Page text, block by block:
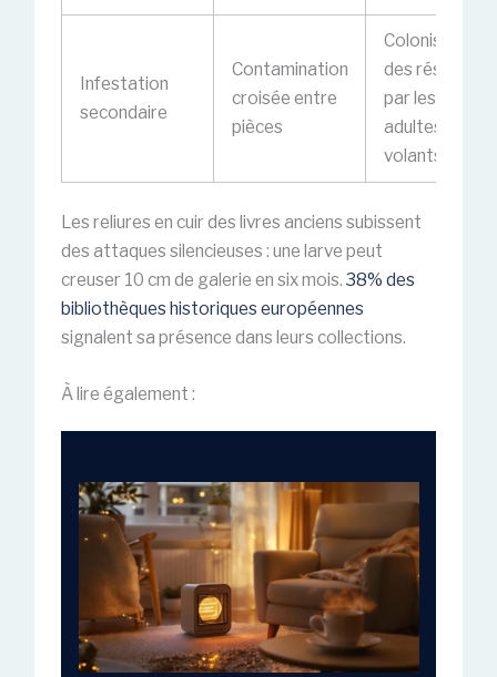
Infestation
secondaire
Contamination
croisée entre
pièces
Colonisation
des réserves
par les
adultes
volants
Les reliures en cuir des livres anciens subissent
des attaques silencieuses : une larve peut
creuser 10 cm de galerie en six mois. 38% des
bibliothèques historiques européennes
signalent sa présence dans leurs collections.
À lire également :